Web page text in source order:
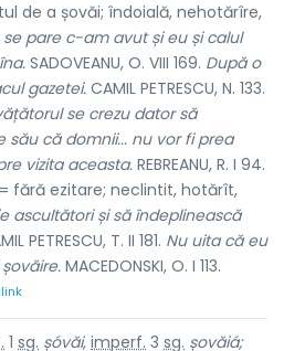
de a șovăi; îndoială, nehotărîre,
pare c-am avut și eu și calul
SADOVEANU, O. VIII 169. După o
gazetei. CAMIL PETRESCU, N. 133.
se crezu dator să
său că domnii... nu vor fi prea
vizita aceasta. REBREANU, R. I 94.
= fără ezitare; neclintit, hotărît,
ascultători și să îndeplinească
PETRESCU, T. II 181. Nu uita că eu
MACEDONSKI, O. I 113.
1 sg. șóvăi, imperf. 3 sg. șovăiá;